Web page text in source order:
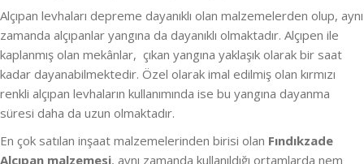
Alçıpan levhaları depreme dayanıklı olan malzemelerden olup, aynı
zamanda alçıpanlar yangına da dayanıklı olmaktadır. Alçıpen ile
kaplanmış olan mekânlar, çıkan yangına yaklaşık olarak bir saat
kadar dayanabilmektedir. Özel olarak imal edilmiş olan kırmızı
renkli alçıpan levhaların kullanımında ise bu yangına dayanma
süresi daha da uzun olmaktadır.
En çok satılan inşaat malzemelerinden birisi olan Fındıkzade
Alçıpan malzemesi, aynı zamanda kullanıldığı ortamlarda nem